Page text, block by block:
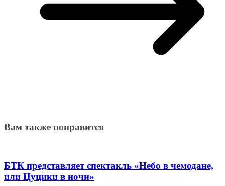
Вам также понравится
БТК представляет спектакль «Небо в чемодане,
или Цуцики в ночи»